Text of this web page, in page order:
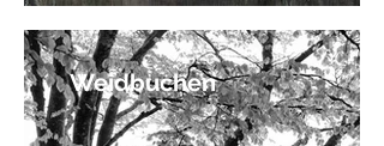
Weidbuchen